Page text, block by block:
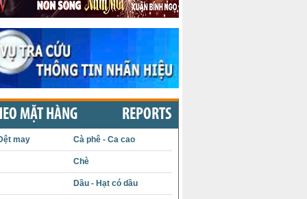
MẶT HÀNG REPORTS
may Cà phê - Ca cao
Chè
Dầu - Hạt có dầu